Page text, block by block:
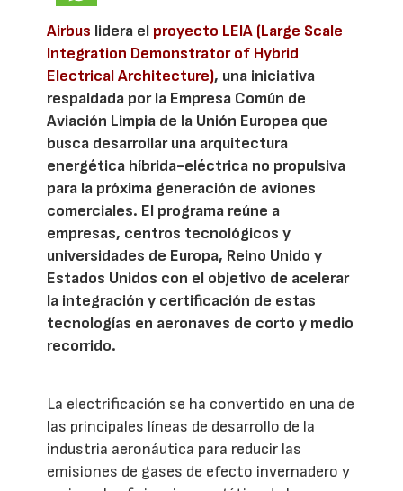
Airbus lidera el proyecto LEIA (Large Scale
Integration Demonstrator of Hybrid
Electrical Architecture), una iniciativa
respaldada por la Empresa Común de
Aviación Limpia de la Unión Europea que
busca desarrollar una arquitectura
energética híbrida-eléctrica no propulsiva
para la próxima generación de aviones
comerciales. El programa reúne a
empresas, centros tecnológicos y
universidades de Europa, Reino Unido y
Estados Unidos con el objetivo de acelerar
la integración y certificación de estas
tecnologías en aeronaves de corto y medio
recorrido.
La electrificación se ha convertido en una de
las principales líneas de desarrollo de la
industria aeronáutica para reducir las
emisiones de gases de efecto invernadero y